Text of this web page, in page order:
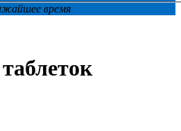
время